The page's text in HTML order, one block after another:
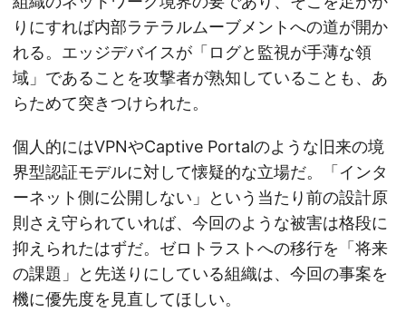
りにすれば内部ラテラルムーブメントへの道が開か
れる。エッジデバイスが「ログと監視が手薄な領
域」であることを攻撃者が熟知していることも、あ
らためて突きつけられた。
個人的にはVPNやCaptive Portalのような旧来の境
界型認証モデルに対して懐疑的な立場だ。「インタ
ーネット側に公開しない」という当たり前の設計原
則さえ守られていれば、今回のような被害は格段に
抑えられたはずだ。ゼロトラストへの移行を「将来
の課題」と先送りにしている組織は、今回の事案を
機に優先度を見直してほしい。